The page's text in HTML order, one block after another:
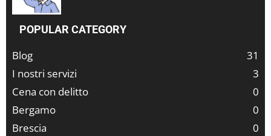
POPULAR CATEGORY
Blog
31
I nostri servizi
3
Cena con delitto
0
Bergamo
0
Brescia
0